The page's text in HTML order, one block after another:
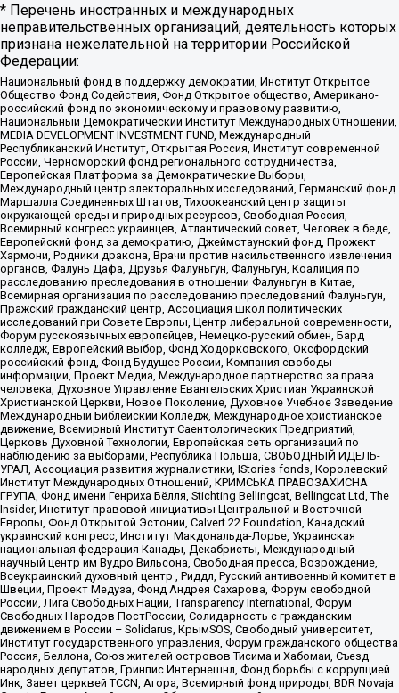
* Перечень иностранных и международных
неправительственных организаций, деятельность которых
признана нежелательной на территории Российской
Федерации:
Национальный фонд в поддержку демократии, Институт Открытое
Общество Фонд Содействия, Фонд Открытое общество, Американо-
российский фонд по экономическому и правовому развитию,
Национальный Демократический Институт Международных Отношений,
MEDIA DEVELOPMENT INVESTMENT FUND, Международный
Республиканский Институт, Открытая Россия, Институт современной
России, Черноморский фонд регионального сотрудничества,
Европейская Платформа за Демократические Выборы,
Международный центр электоральных исследований, Германский фонд
Маршалла Соединенных Штатов, Тихоокеанский центр защиты
окружающей среды и природных ресурсов, Свободная Россия,
Всемирный конгресс украинцев, Атлантический совет, Человек в беде,
Европейский фонд за демократию, Джеймстаунский фонд, Прожект
Хармони, Родники дракона, Врачи против насильственного извлечения
органов, Фалунь Дафа, Друзья Фалуньгун, Фалуньгун, Коалиция по
расследованию преследования в отношении Фалуньгун в Китае,
Всемирная организация по расследованию преследований Фалуньгун,
Пражский гражданский центр, Ассоциация школ политических
исследований при Совете Европы, Центр либеральной современности,
Форум русскоязычных европейцев, Немецко-русский обмен, Бард
колледж, Европейский выбор, Фонд Ходорковского, Оксфордский
российский фонд, Фонд Будущее России, Компания свободы
информации, Проект Медиа, Международное партнерство за права
человека, Духовное Управление Евангельских Христиан Украинской
Христианской Церкви, Новое Поколение, Духовное Учебное Заведение
Международный Библейский Колледж, Международное христианское
движение, Всемирный Институт Саентологических Предприятий,
Церковь Духовной Технологии, Европейская сеть организаций по
наблюдению за выборами, Республика Польша, СВОБОДНЫЙ ИДЕЛЬ-
УРАЛ, Ассоциация развития журналистики, IStories fonds, Королевский
Институт Международных Отношений, КРИМСЬКА ПРАВОЗАХИСНА
ГРУПА, Фонд имени Генриха Бёлля, Stichting Bellingcat, Bellingcat Ltd, The
Insider, Институт правовой инициативы Центральной и Восточной
Европы, Фонд Открытой Эстонии, Calvert 22 Foundation, Канадский
украинский конгресс, Институт Макдональда-Лорье, Украинская
национальная федерация Канады, Декабристы, Международный
научный центр им Вудро Вильсона, Свободная пресса, Возрождение,
Всеукраинский духовный центр , Риддл, Русский антивоенный комитет в
Швеции, Проект Медуза, Фонд Андрея Сахарова, Форум свободной
России, Лига Свободных Наций, Transparеncy International, Форум
Свободных Народов ПостРоссии, Солидарность с гражданским
движением в России – Solidarus, КрымSOS, Свободный университет,
Институт государственного управления, Форум гражданского общества
Россия, Беллона, Союз жителей островов Тисима и Хабомаи, Съезд
народных депутатов, Гринпис Интернешнл, Фонд борьбы с коррупцией
Инк, Завет церквей TCCN, Агора, Всемирный фонд природы, BDR Novaja